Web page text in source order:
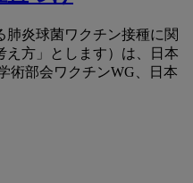
肺炎球菌ワクチン接種に関
え方」とします）は、日本
術部会ワクチンWG、日本